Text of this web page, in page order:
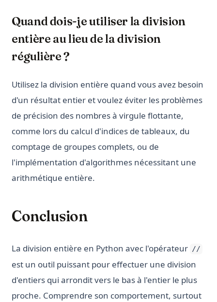
Quand dois-je utiliser la division
entière au lieu de la division
régulière ?
Utilisez la division entière quand vous avez besoin
d'un résultat entier et voulez éviter les problèmes
de précision des nombres à virgule flottante,
comme lors du calcul d'indices de tableaux, du
comptage de groupes complets, ou de
l'implémentation d'algorithmes nécessitant une
arithmétique entière.
Conclusion
La division entière en Python avec l'opérateur //
est un outil puissant pour effectuer une division
d'entiers qui arrondit vers le bas à l'entier le plus
proche. Comprendre son comportement, surtout